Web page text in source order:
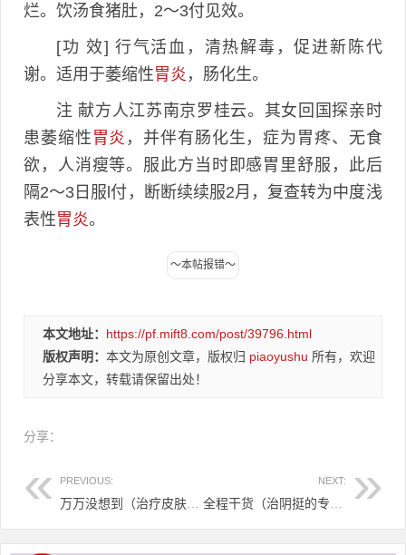
烂。饮汤食猪肚，2～3付见效。
[功 效] 行气活血，清热解毒，促进新陈代
谢。适用于萎缩性胃炎 ，肠化生。
注 献方人江苏南京罗桂云。其女回国探亲时
患萎缩性 胃炎 ，并伴有肠化生，症为胃疼、无食
欲，人消瘦等。服此方当时即感胃里舒服，此后
隔2～3日服l付，断断续续服2月，复查转为中度浅
表性胃炎。
本文地址： https://pf.mift8.com/post/39796.html
版权声明： 本文为原创文章，版权归 piaoyushu 所有，欢迎
分享本文，转载请保留出处！
分享：
PREVIOUS: NEXT: